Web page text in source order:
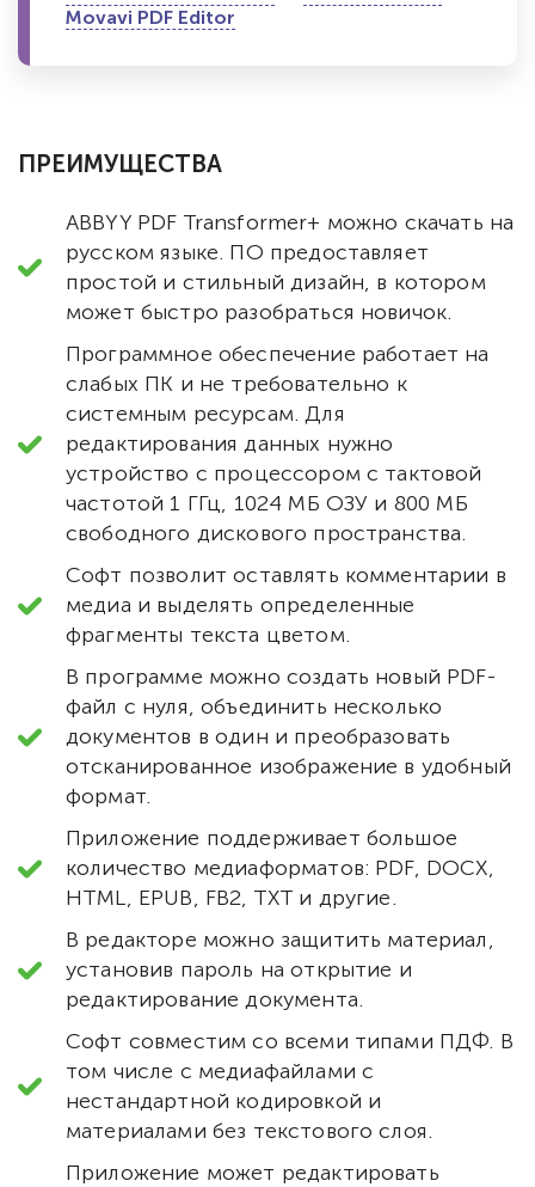
Movavi PDF Editor
ПРЕИМУЩЕСТВА
ABBYY PDF Transformer+ можно скачать на
русском языке. ПО предоставляет
простой и стильный дизайн, в котором
может быстро разобраться новичок.
Программное обеспечение работает на
слабых ПК и не требовательно к
системным ресурсам. Для
редактирования данных нужно
устройство с процессором с тактовой
частотой 1 ГГц, 1024 МБ ОЗУ и 800 МБ
свободного дискового пространства.
Софт позволит оставлять комментарии в
медиа и выделять определенные
фрагменты текста цветом.
В программе можно создать новый PDF-
файл с нуля, объединить несколько
документов в один и преобразовать
отсканированное изображение в удобный
формат.
Приложение поддерживает большое
количество медиаформатов: PDF, DOCX,
HTML, EPUB, FB2, TXT и другие.
В редакторе можно защитить материал,
установив пароль на открытие и
редактирование документа.
Софт совместим со всеми типами ПДФ. В
том числе с медиафайлами с
нестандартной кодировкой и
материалами без текстового слоя.
Приложение может редактировать